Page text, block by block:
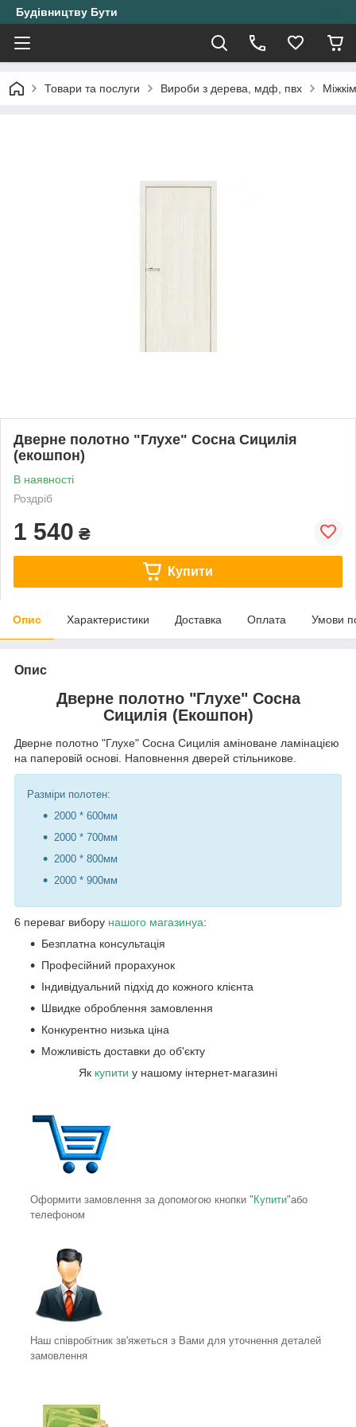
Будівництву Бути
Товари та послуги Вироби з дерева, мдф, пвх
Дверне полотно "Глухе" Сосна Сицилія
(екошпон)
В наявності
Роздріб
1 540 ₴
Купити
Опис Характеристики Доставка Оплата Умови
Опис
Дверне полотно "Глухе" Сосна
Сицилія (Екошпон)
Дверне полотно "Глухе" Сосна Сицилія аміноване ламінацією
на паперовій основі. Наповнення дверей стільникове.
Разміри полотен:
2000 * 600мм
2000 * 700мм
2000 * 800мм
2000 * 900мм
6 переваг вибору нашого магазинуа:
Безплатна консультація
Професійний прорахунок
Індивідуальний підхід до кожного клієнта
Швидке оброблення замовлення
Конкурентно низька ціна
Можливість доставки до об'єкту
Як купити у нашому інтернет-магазині
Оформити замовлення за допомогою кнопки " Купити"або
телефоном
Наш співробітник зв'яжеться з Вами для уточнення деталей
замовлення